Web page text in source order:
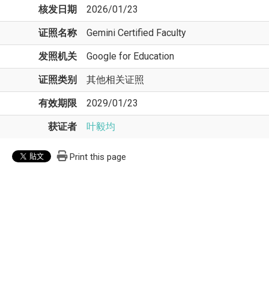
核发日期 2026/01/23
证照名称 Gemini Certified Faculty
发照机关 Google for Education
证照类别 其他相关证照
有效期限 2029/01/23
获证者 叶毅均
Print this page